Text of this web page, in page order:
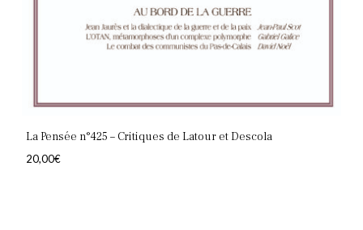
librairie
La Pensée n°425 – Critiques de Latour et Descola
20,00€